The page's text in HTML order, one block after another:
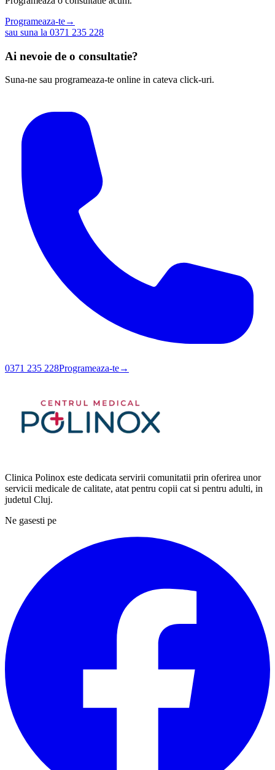
Programeaza-te→
sau suna la 0371 235 228
Ai nevoie de o consultatie?
Suna-ne sau programeaza-te online in cateva click-uri.
0371 235 228Programeaza-te→
Clinica Polinox este dedicata servirii comunitatii prin oferirea unor
servicii medicale de calitate, atat pentru copii cat si pentru adulti, in
judetul Cluj.
Ne gasesti pe